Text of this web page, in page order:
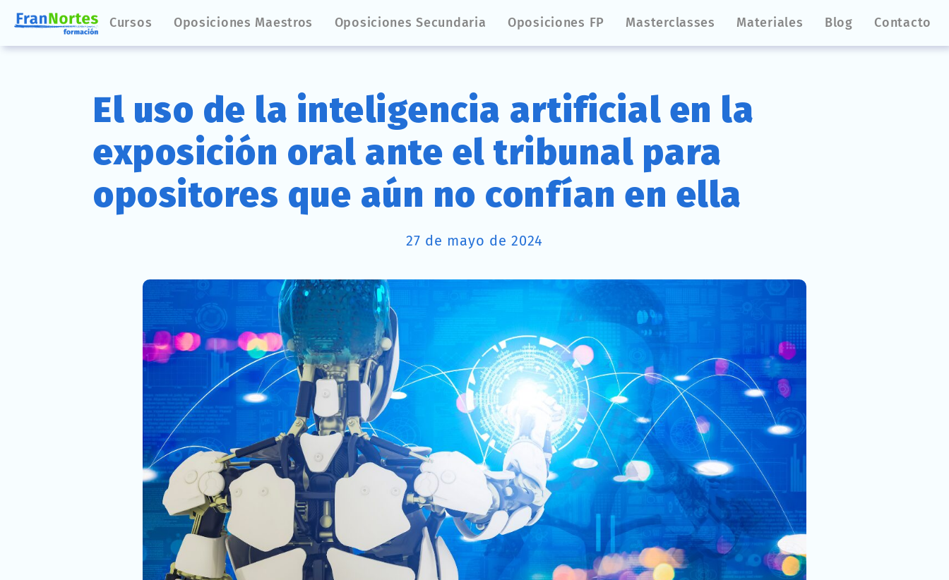
Cursos Oposiciones Maestros Oposiciones Secundaria Oposiciones FP Masterclasses Materiales Blog Contacto
El uso de la inteligencia artificial en la
exposición oral ante el tribunal para
opositores que aún no confían en ella
27 de mayo de 2024